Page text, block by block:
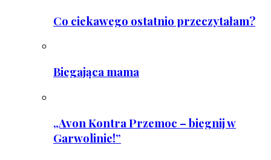
Co ciekawego ostatnio przeczytałam?
Biegająca mama
„Avon Kontra Przemoc – biegnij w
Garwolinie!”